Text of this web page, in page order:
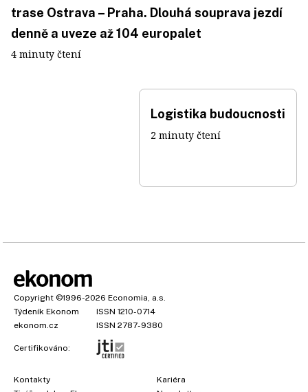
trase Ostrava – Praha. Dlouhá souprava jezdí
denně a uveze až 104 europalet
4 minuty čtení
Logistika budoucnosti
2 minuty čtení
Copyright ©1996-2026 Economia, a.s.
Týdeník Ekonom
ISSN 1210-0714
ekonom.cz
ISSN 2787-9380
Certifikováno:
Kontakty
Kariéra